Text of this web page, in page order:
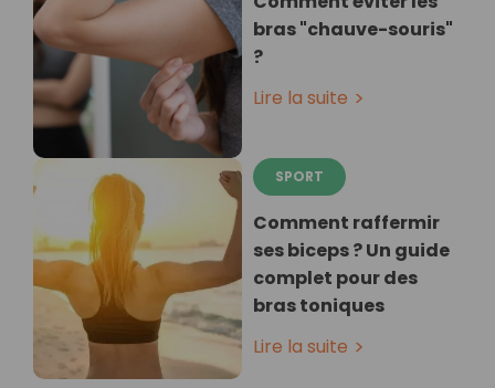
bras "chauve-souris"
?
Lire la suite
SPORT
Comment raffermir
ses biceps ? Un guide
complet pour des
bras toniques
Lire la suite